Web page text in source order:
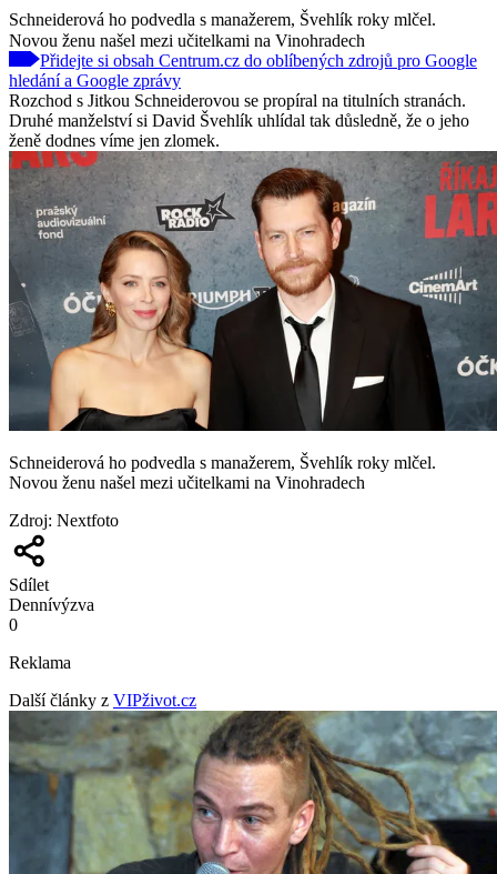
Schneiderová ho podvedla s manažerem, Švehlík roky mlčel.
Novou ženu našel mezi učitelkami na Vinohradech
Přidejte si obsah Centrum.cz do oblíbených zdrojů pro Google
hledání a Google zprávy
Rozchod s Jitkou Schneiderovou se propíral na titulních stranách.
Druhé manželství si David Švehlík uhlídal tak důsledně, že o jeho
ženě dodnes víme jen zlomek.
Schneiderová ho podvedla s manažerem, Švehlík roky mlčel.
Novou ženu našel mezi učitelkami na Vinohradech
Zdroj: Nextfoto
Sdílet
Dennívýzva
0
Reklama
Další články z VIPživot.cz